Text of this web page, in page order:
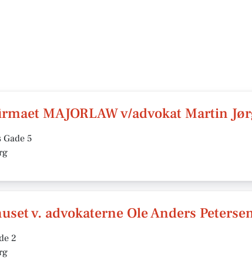
MAJORLAW v/advokat Martin
Gade 5
v. advokaterne Ole Anders
2